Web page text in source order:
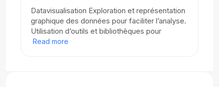
Datavisualisation Exploration et représentation
graphique des données pour faciliter l’analyse.
Utilisation d’outils et bibliothèques pour
Read more